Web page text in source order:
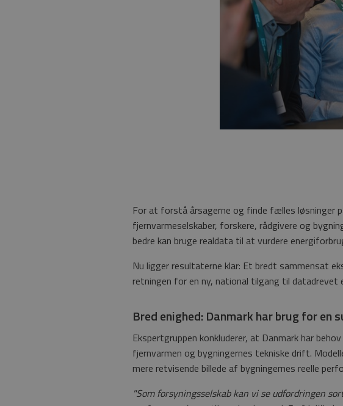
For at forstå årsagerne og finde fælles løsninger
fjernvarmeselskaber, forskere, rådgivere og
bedre kan bruge realdata til at vurdere
Nu ligger resultaterne klar: Et bredt sammensat
retningen for en ny, national tilgang til datadrevet
Bred enighed: Danmark har brug for en
Ekspertgruppen konkluderer, at Danmark har
fjernvarmen og bygningernes tekniske drift.
mere retvisende billede af bygningernes reelle
"Som forsyningsselskab kan vi se udfordringen